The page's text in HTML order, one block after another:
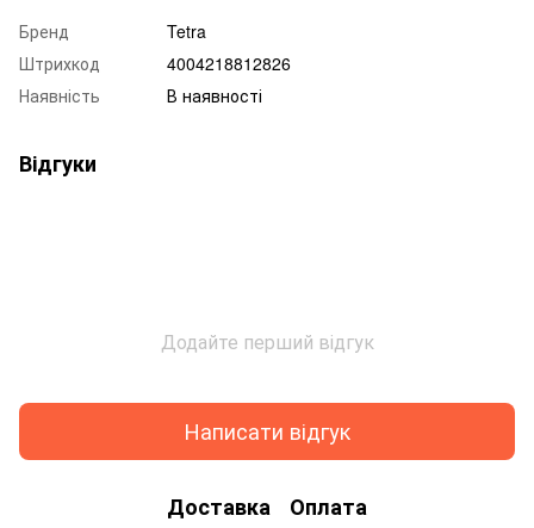
Бренд
Tetra
Штрихкод
4004218812826
Наявність
В наявності
Відгуки
Додайте перший відгук
Написати відгук
Доставка Оплата